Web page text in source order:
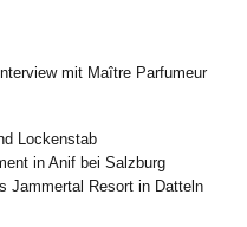
mit Maître Parfumeur
Lockenstab
in Anif bei Salzburg
Jammertal Resort in Datteln